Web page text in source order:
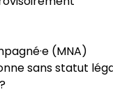
(MNA)
sans statut